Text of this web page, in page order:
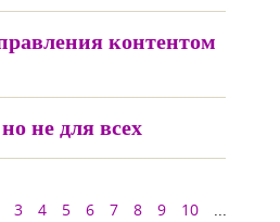
контентом
не для всех
3 4 5 6 7 8 9 10
...